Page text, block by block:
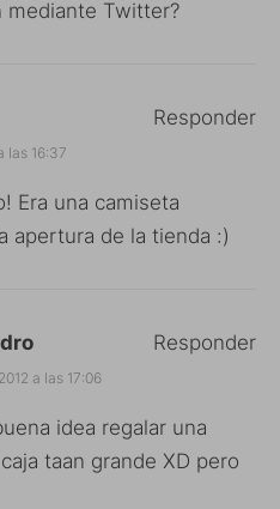
mediante Twitter?
las 16:37
Era una camiseta
apertura de la tienda :)
Responder
a las 17:06
idea regalar una
taan grande XD pero
Responder